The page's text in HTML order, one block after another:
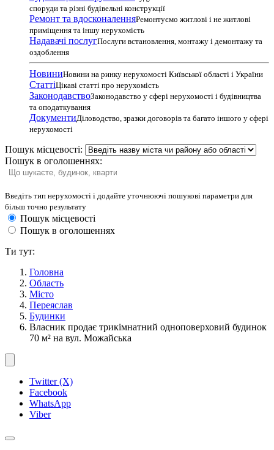
споруди та різні будівельні конструкції
Ремонт та вдосконаленняРемонтуємо житлові і не житлові
приміщення та іншу нерухомість
Надавачі послугПослуги встановлення, монтажу і демонтажу та
оздоблення
НовиниНовини на ринку нерухомості Київської області і України
СтаттіЦікаві статті про нерухомість
ЗаконодавствоЗаконодавство у сфері нерухомості і будівництва
та оподаткування
ДокументиДіловодство, зразки договорів та багато іншого у сфері
нерухомості
Пошук місцевості:
Пошук в оголошеннях:
Введіть тип нерухомості і додайте уточнюючі пошукові параметри для
більш точно результату
Пошук місцевості
Пошук в оголошеннях
Ти тут:
Головна
Область
Місто
Переяслав
Будинки
Власник продає трикімнатний одноповерховий будинок
70 м² на вул. Можайська
Twitter (X)
Facebook
WhatsApp
Viber